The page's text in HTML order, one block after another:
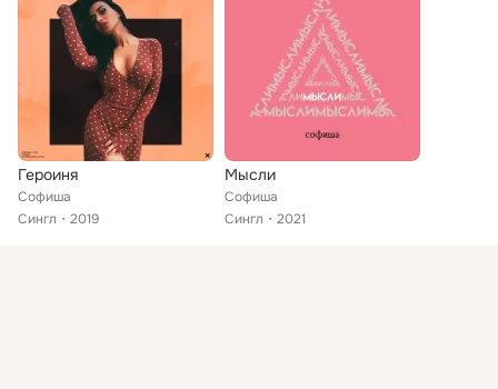
Героиня
Софиша
Сингл
2019
Мысли
Софиша
Сингл
2021